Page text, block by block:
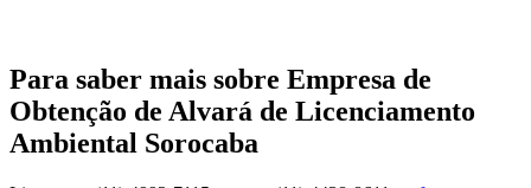
Para saber mais sobre Empresa de
Obtenção de Alvará de Licenciamento
Ambiental Sorocaba